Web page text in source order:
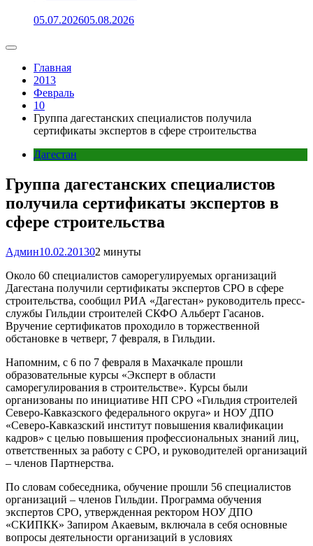
05.07.202605.08.2026
Главная
2013
Февраль
10
Группа дагестанских специалистов получила
сертификаты экспертов в сфере строительства
Дагестан
Группа дагестанских специалистов
получила сертификаты экспертов в
сфере строительства
Админ10.02.201302 минуты
Около 60 специалистов саморегулируемых организаций
Дагестана получили сертификаты экспертов СРО в сфере
строительства, сообщил РИА «Дагестан» руководитель пресс-
службы Гильдии строителей СКФО Альберт Гасанов.
Вручение сертификатов проходило в торжественной
обстановке в четверг, 7 февраля, в Гильдии.
Напомним, с 6 по 7 февраля в Махачкале прошли
образовательные курсы «Эксперт в области
саморегулирования в строительстве». Курсы были
организованы по инициативе НП СРО «Гильдия строителей
Северо-Кавказского федерального округа» и НОУ ДПО
«Северо-Кавказский институт повышения квалификации
кадров» с целью повышения профессиональных знаний лиц,
ответственных за работу с СРО, и руководителей организаций
– членов Партнерства.
По словам собеседника, обучение прошли 56 специалистов
организаций – членов Гильдии. Программа обучения
экспертов СРО, утвержденная ректором НОУ ДПО
«СКИПКК» Запиром Акаевым, включала в себя основные
вопросы деятельности организаций в условиях